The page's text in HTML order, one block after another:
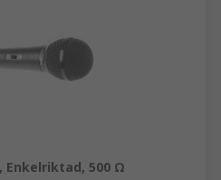
Enkelriktad, 500 Ω